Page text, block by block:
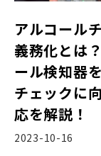
アルコール
義務化とは
ール検知器
チェックに
応を解説！
2023-10-16